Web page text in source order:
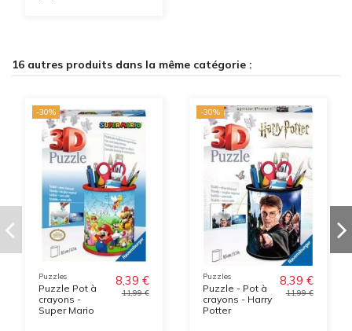
16 autres produits dans la même catégorie :
-30%
Puzzles
Puzzle Pot à
crayons -
Super Mario
8,39 €
11,99 €
-30%
Puzzles
Puzzle - Pot à
crayons - Harry
Potter
8,39 €
11,99 €